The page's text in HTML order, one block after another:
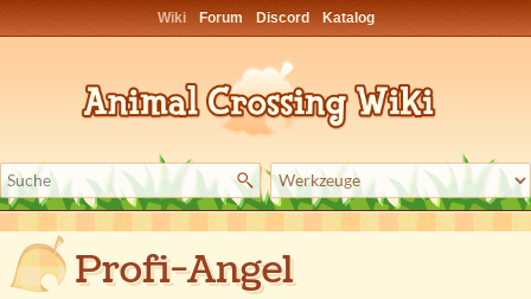
Wiki Forum Discord Katalog
Profi-Angel